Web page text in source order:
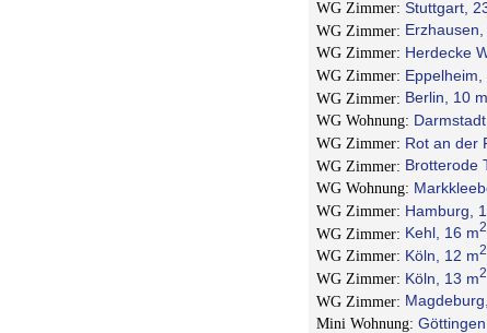
WG Zimmer: Stuttgart,
WG Zimmer:
WG Zimmer: Herdecke
WG Zimmer: Eppelheim,
WG Zimmer: Berlin, 10 m
WG Wohnung:
WG Zimmer: Rot an der
WG Zimmer: Brotterode
WG Wohnung:
WG Zimmer: Hamburg,
WG Zimmer: Kehl, 16 m2
WG Zimmer: Köln, 12 m2
WG Zimmer: Köln, 13 m2
WG Zimmer:
Mini Wohnung: